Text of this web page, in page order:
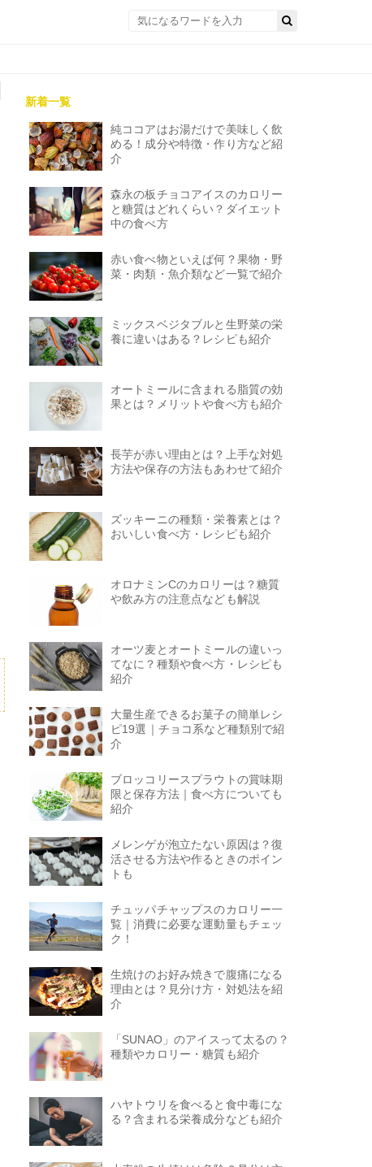
新着一覧
純ココアはお湯だけで美味しく飲
める！成分や特徴・作り方など紹
介
森永の板チョコアイスのカロリー
と糖質はどれくらい？ダイエット
中の食べ方
赤い食べ物といえば何？果物・野
菜・肉類・魚介類など一覧で紹介
ミックスベジタブルと生野菜の栄
養に違いはある？レシピも紹介
オートミールに含まれる脂質の効
果とは？メリットや食べ方も紹介
長芋が赤い理由とは？上手な対処
方法や保存の方法もあわせて紹介
ズッキーニの種類・栄養素とは？
おいしい食べ方・レシピも紹介
オロナミンCのカロリーは？糖質
や飲み方の注意点なども解説
オーツ麦とオートミールの違いっ
てなに？種類や食べ方・レシピも
紹介
大量生産できるお菓子の簡単レシ
ピ19選｜チョコ系など種類別で紹
介
ブロッコリースプラウトの賞味期
限と保存方法｜食べ方についても
紹介
メレンゲが泡立たない原因は？復
活させる方法や作るときのポイン
トも
チュッパチャップスのカロリー一
覧｜消費に必要な運動量もチェッ
ク！
生焼けのお好み焼きで腹痛になる
理由とは？見分け方・対処法を紹
介
「SUNAO」のアイスって太るの？
種類やカロリー・糖質も紹介
ハヤトウリを食べると食中毒にな
る？含まれる栄養成分なども紹介